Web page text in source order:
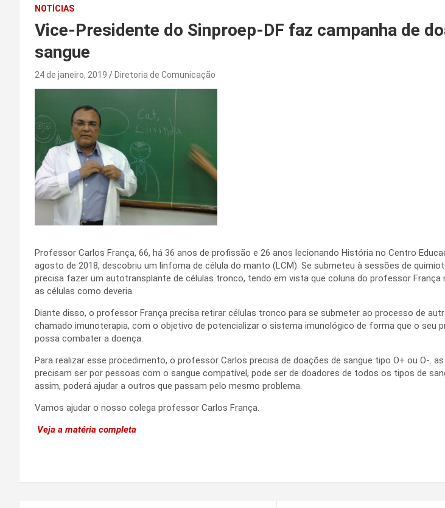
NOTÍCIAS
Vice-Presidente do Sinproep-DF faz campanha de
sangue
24 de janeiro, 2019 Diretoria de Comunicação
Professor Carlos França, 66, há 36 anos de profissão e 26 anos lecionando História no Centro
agosto de 2018, descobriu um linfoma de célula do manto (LCM). Se submeteu à sessões de
precisa fazer um autotransplante de células tronco, tendo em vista que coluna do professor França
as células como deveria.
Diante disso, o professor França precisa retirar células tronco para se submeter ao processo de
chamado imunoterapia, com o objetivo de potencializar o sistema imunológico de forma que o seu
possa combater a doença.
Para realizar esse procedimento, o professor Carlos precisa de doações de sangue tipo O+ ou O-.
precisam ser por pessoas com o sangue compatível, pode ser de doadores de todos os tipos de
assim, poderá ajudar a outros que passam pelo mesmo problema.
Vamos ajudar o nosso colega professor Carlos França.
Veja a matéria completa